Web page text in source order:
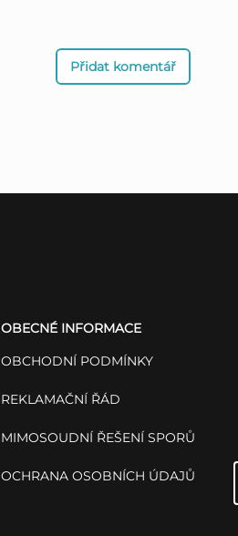
Přidat komentář
OBECNÉ INFORMACE
OBCHODNÍ PODMÍNKY
REKLAMAČNÍ ŘÁD
MIMOSOUDNÍ ŘEŠENÍ SPORŮ
OCHRANA OSOBNÍCH ÚDAJŮ